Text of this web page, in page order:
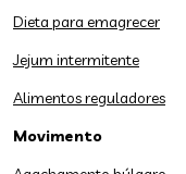
Dieta para emagrecer
Jejum intermitente
Alimentos reguladores
Movimento